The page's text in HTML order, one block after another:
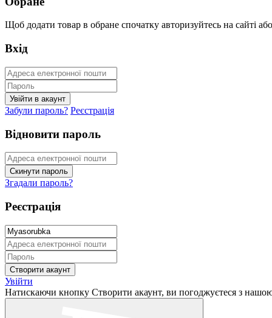
Щоб додати товар в обране спочатку авторизуйтесь на сайті або
Вхід
Забули пароль? Реєстрація
Відновити пароль
Згадали пароль?
Реєстрація
Увійти
Натискаючи кнопку Створити акаунт, ви погоджуєтеся з